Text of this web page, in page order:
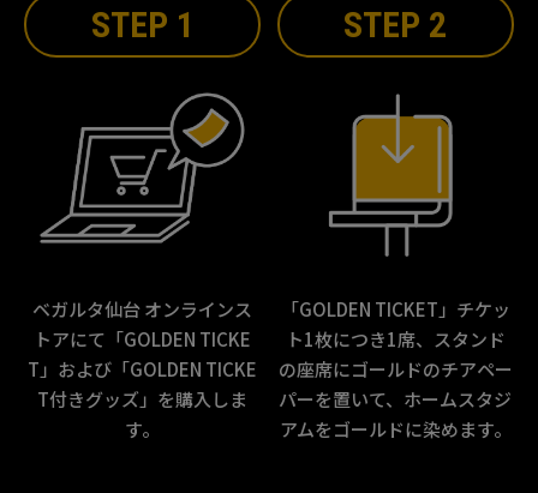
STEP 1
ベガルタ仙台 オンラインス
トアにて「GOLDEN TICKE
T」および「GOLDEN TICKE
T付きグッズ」を購入しま
す。
STEP 2
「GOLDEN TICKET」チケッ
ト1枚につき1席、スタンド
の座席にゴールドのチアペー
パーを置いて、ホームスタジ
アムをゴールドに染めます。